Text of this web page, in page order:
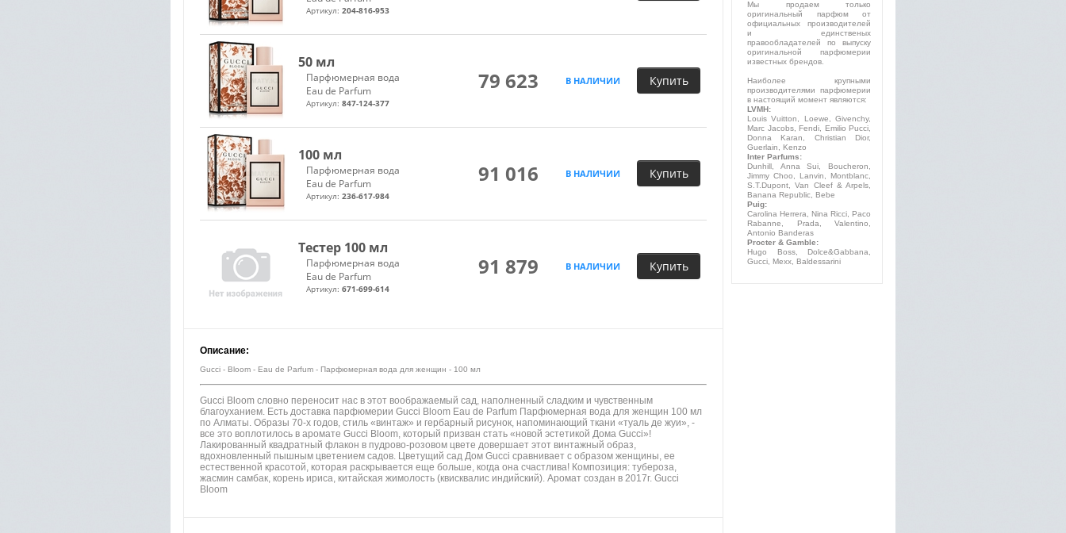
Артикул: 204-816-953
50 мл
Парфюмерная вода
Eau de Parfum
Артикул: 847-124-377
79 623 В НАЛИЧИИ Купить
100 мл
Парфюмерная вода
Eau de Parfum
Артикул: 236-617-984
91 016 В НАЛИЧИИ Купить
Тестер 100 мл
Парфюмерная вода
Eau de Parfum
Артикул: 671-699-614
91 879 В НАЛИЧИИ Купить
Описание:
Gucci - Bloom - Eau de Parfum - Парфюмерная вода для женщин - 100 мл
Gucci Bloom словно переносит нас в этот воображаемый сад, наполненный сладким и чувственным
благоуханием. Есть доставка парфюмерии Gucci Bloom Eau de Parfum Парфюмерная вода для женщин 100 мл
по Алматы. Образы 70-х годов, стиль «винтаж» и гербарный рисунок, напоминающий ткани «туаль де жуи», -
все это воплотилось в аромате Gucci Bloom, который призван стать «новой эстетикой Дома Gucci»!
Лакированный квадратный флакон в пудрово-розовом цвете довершает этот винтажный образ,
вдохновленный пышным цветением садов. Цветущий сад Дом Gucci сравнивает с образом женщины, ее
естественной красотой, которая раскрывается еще больше, когда она счастлива! Композиция: тубероза,
жасмин самбак, корень ириса, китайская жимолость (квисквалис индийский). Аромат создан в 2017г. Gucci
Bloom
Мы продаем только
оригинальный парфюм от
официальных производителей
и единственых
правообладателей по выпуску
оригинальной парфюмерии
известных брендов.
Наиболее крупными
производителями парфюмерии
в настоящий момент являются:
LVMH:
Louis Vuitton, Loewe, Givenchy,
Marc Jacobs, Fendi, Emilio Pucci,
Donna Karan, Christian Dior,
Guerlain, Kenzo
Inter Parfums:
Dunhill, Anna Sui, Boucheron,
Jimmy Choo, Lanvin, Montblanc,
S.T.Dupont, Van Cleef & Arpels,
Banana Republic, Bebe
Puig:
Carolina Herrera, Nina Ricci, Paco
Rabanne, Prada, Valentino,
Antonio Banderas
Procter & Gamble:
Hugo Boss, Dolce&Gabbana,
Gucci, Mexx, Baldessarini